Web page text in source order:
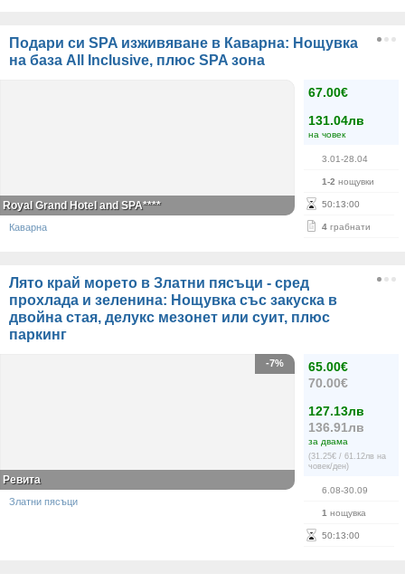
Подари си SPA изживяване в Каварна: Нощувка
на база All Inclusive, плюс SPA зона
67.00€
131.04лв
на човек
3.01-28.04
1-2 нощувки
50:13:00
4 грабнати
Royal Grand Hotel and SPA****
Каварна
Лято край морето в Златни пясъци - сред
прохлада и зеленина: Нощувка със закуска в
двойна стая, делукс мезонет или суит, плюс
паркинг
65.00€
70.00€
127.13лв
136.91лв
за двама
(31.25€ / 61.12лв на
човек/ден)
6.08-30.09
1 нощувка
50:13:00
-7%
Ревита
Златни пясъци